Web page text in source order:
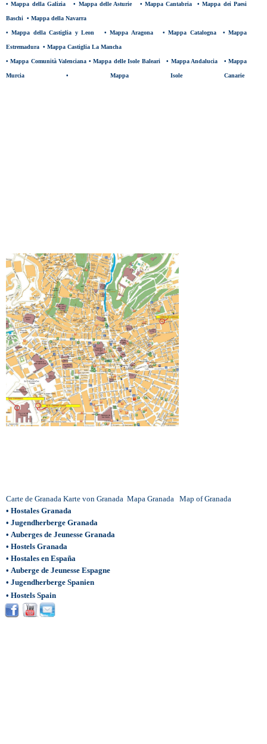
• Mappa della Galizia • Mappa delle Asturie • Mappa Cantabria • Mappa dei Paesi
Baschi • Mappa della Navarra
• Mappa della Castiglia y Leon • Mappa Aragona • Mappa Catalogna • Mappa
Estremadura • Mappa Castiglia La Mancha
• Mappa Comunità Valenciana • Mappa delle Isole Baleari • Mappa Andalucia • Mappa
Murcia • Mappa Isole Canarie
Carte de Granada Karte von Granada Mapa Granada
Map of Granada
• Hostales Granada
• Jugendherberge Granada
• Auberges de Jeunesse Granada
• Hostels Granada
• Hostales en España
• Auberge de Jeunesse Espagne
• Jugendherberge Spanien
• Hostels Spain